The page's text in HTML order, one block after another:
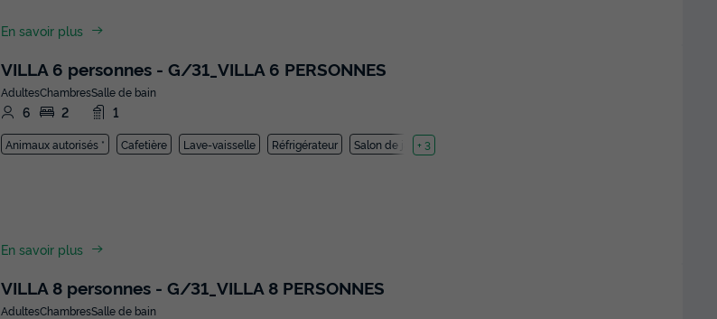
En savoir plus
VILLA 6 personnes - G/31_VILLA 6 PERSONNES
Adultes
6
Chambres
2
Salle de bain
1
Animaux autorisés * Cafetière Lave-vaisselle Réfrigérateur Salon de jardin
+ 3
En savoir plus
VILLA 8 personnes - G/31_VILLA 8 PERSONNES
AdultesChambresSalle de bain